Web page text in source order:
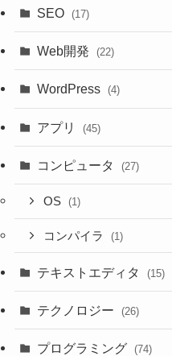
SEO (17)
Web開発 (22)
WordPress (4)
アプリ (45)
コンピュータ (27)
OS (1)
コンパイラ (1)
テキストエディタ (15)
テクノロジー (26)
プログラミング (74)